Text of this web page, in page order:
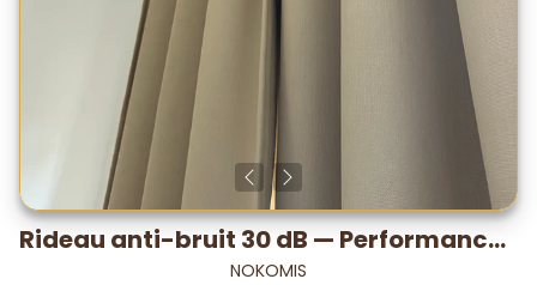
Rideau anti-bruit 30 dB — Performance PLUS testé labo
NOKOMIS